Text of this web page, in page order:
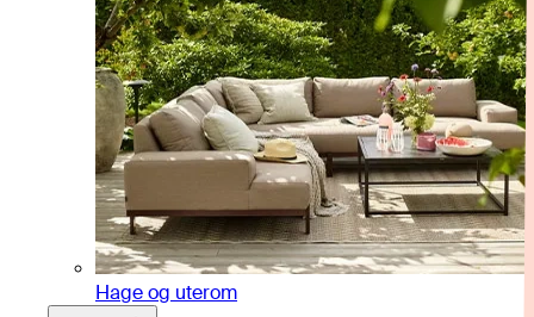
Hage og uterom